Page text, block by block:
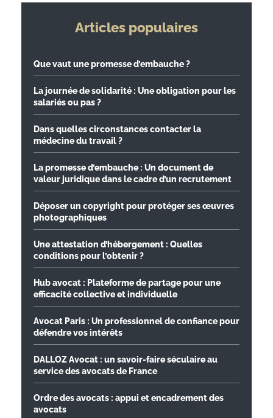
Articles populaires
Que vaut une promesse d’embauche ?
La journée de solidarité : Une obligation pour les
salariés ou pas ?
Dans quelles circonstances contacter la
médecine du travail ?
La promesse d’embauche : Un document de
valeur juridique dans le cadre d’un recrutement
Déposer un copyright pour protéger ses œuvres
photographiques
Une attestation d’hébergement : Quelles
conditions pour l’obtenir ?
Hub avocat : Plateforme de partage pour une
efficacité collective et individuelle
Avocat Paris : Un professionnel de confiance pour
défendre vos intérêts
DALLOZ Avocat : un savoir-faire séculaire au
service des avocats de France
Ordre des avocats : appui et encadrement des
avocats